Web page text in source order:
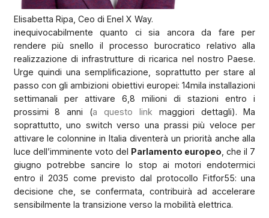
Elisabetta Ripa, Ceo di Enel X Way.
inequivocabilmente quanto ci sia ancora da fare per
rendere più snello il processo burocratico relativo alla
realizzazione di infrastrutture di ricarica nel nostro Paese.
Urge quindi una semplificazione, soprattutto per stare al
passo con gli ambizioni obiettivi europei: 14mila installazioni
settimanali per attivare 6,8 milioni di stazioni entro i
prossimi 8 anni (a questo link maggiori dettagli). Ma
soprattutto, uno switch verso una prassi più veloce per
attivare le colonnine in Italia diventerà un priorità anche alla
luce dell’imminente voto del Parlamento europeo , che il 7
giugno potrebbe sancire lo stop ai motori endotermici
entro il 2035 come previsto dal protocollo Fitfor55: una
decisione che, se confermata, contribuirà ad accelerare
sensibilmente la transizione verso la mobilità elettrica.